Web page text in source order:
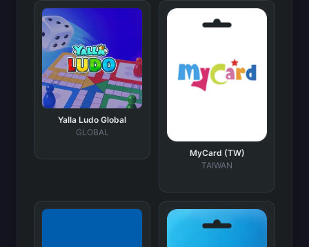
Yalla Ludo Global
GLOBAL
MyCard (TW)
TAIWAN